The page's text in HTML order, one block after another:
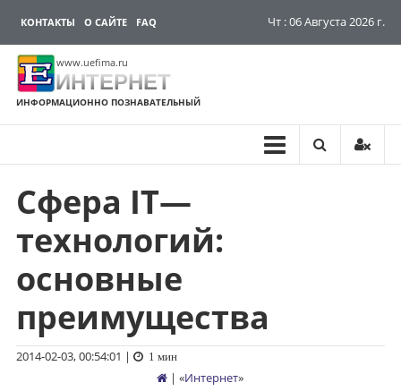
КОНТАКТЫ О САЙТЕ FAQ Чт : 06 Августа 2026 г.
www.uefima.ru
ИНТЕРНЕТ
ИНФОРМАЦИОННО ПОЗНАВАТЕЛЬНЫЙ
Перейти
содержимому
Сфера IT—
технологий:
основные
преимущества
2014-02-03, 00:54:01 | 1 мин
| «Интернет»